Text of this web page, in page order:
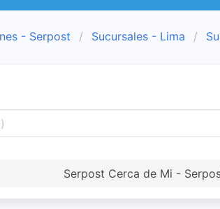
- Serpost Sucursales - Lima
Serpost Cerca de Mi -